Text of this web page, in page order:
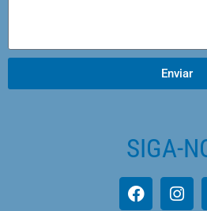
Enviar
SIGA-